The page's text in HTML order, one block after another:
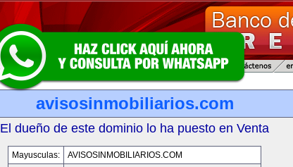
avisosinmobiliarios.com
El dueño de este dominio lo ha puesto en Venta
Mayusculas:
AVISOSINMOBILIARIOS.COM